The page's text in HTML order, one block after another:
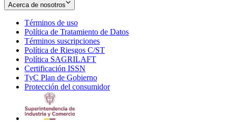
Acerca de nosotros
Términos de uso
in
new
window
Política de Tratamiento de Datos
Términos suscripciones
in
Política de Riesgos C/ST
Política SAGRILAFT
new
window
Certificación ISSN
in
new
TyC Plan de Gobierno
in
Protección del consumidorOpens